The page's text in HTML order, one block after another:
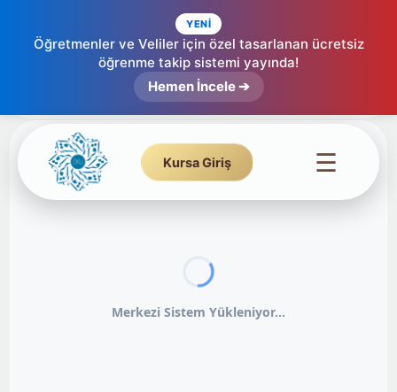
YENİ
Öğretmenler ve Veliler için özel tasarlanan ücretsiz
öğrenme takip sistemi yayında!
Hemen İncele ➔
Kursa Giriş ☰
Merkezi Sistem Yükleniyor...